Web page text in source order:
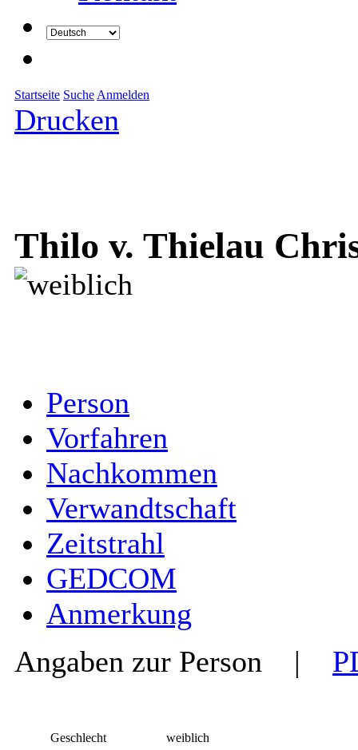
Startseite Suche Anmelden
Drucken
Thilo v. Thielau
Person
Vorfahren
Nachkommen
Verwandtschaft
Zeitstrahl
GEDCOM
Anmerkung
Angaben zur Person |
Geschlecht
weiblich